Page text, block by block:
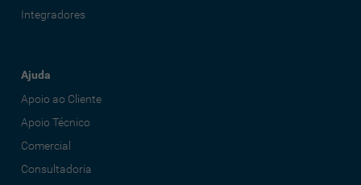
Integradores
Ajuda
Apoio ao Cliente
Apoio Técnico
Comercial
Consultadoria